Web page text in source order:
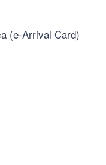
(e-Arrival Card)